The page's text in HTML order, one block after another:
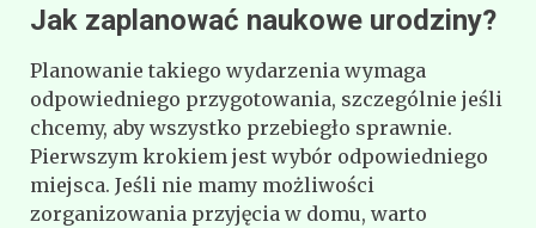
Jak zaplanować naukowe urodziny?
Planowanie takiego wydarzenia wymaga
odpowiedniego przygotowania, szczególnie jeśli
chcemy, aby wszystko przebiegło sprawnie.
Pierwszym krokiem jest wybór odpowiedniego
miejsca. Jeśli nie mamy możliwości
zorganizowania przyjęcia w domu, warto